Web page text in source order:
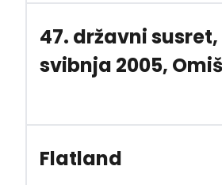
47. državni
svibnja 2005,
Flatland